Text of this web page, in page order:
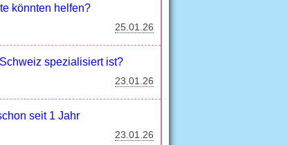
könnten helfen?
25.01.26
spezialisiert ist?
23.01.26
seit 1 Jahr
23.01.26